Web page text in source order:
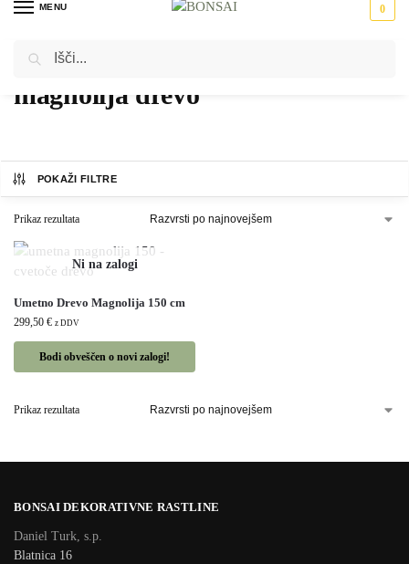
MENU 0
Domov Izdelki označeni z “magnolija drevo”
magnolija drevo
POKAŽI FILTRE
Prikaz rezultata
Umetno Drevo Magnolija 150 cm
299,50 € z DDV
Bodi obveščen o novi zalogi!
Prikaz rezultata
BONSAI DEKORATIVNE RASTLINE
Daniel Turk, s.p.
Blatnica 16